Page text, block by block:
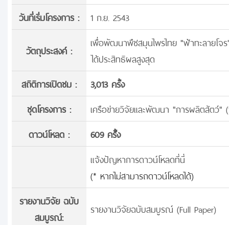
วันที่เริ่มโครงการ :
1 ก.ย. 2543
วัตถุประสงค์ :
เพื่อพัฒนาพืชสมุนไพรไทย "ฟ้าทะลายโจ
ได้ประสิทธิผลสูงสุด
สถิติการเปิดชม :
3,013 ครั้ง
ชุดโครงการ :
เครือข่ายวิจัยและพัฒนา "การผลิตสัตว์"
ดาวน์โหลด :
609 ครั้้ง
แจ้งปัญหาการดาวน์โหลดที่นี่
(* หากไม่สามารถดาวน์โหลดได้)
รายงานวิจัย ฉบับ
สมบูรณ์:
รายงานวิจัยฉบับสมบูรณ์ (Full Paper)